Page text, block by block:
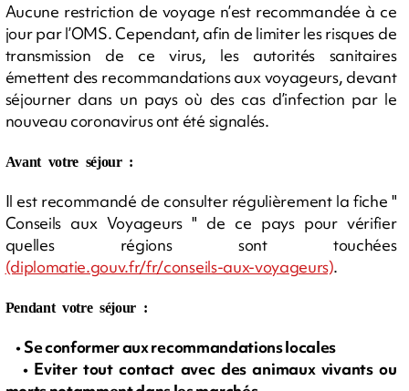
Aucune restriction de voyage n’est recommandée à ce
jour par l’OMS. Cependant, afin de limiter les risques de
transmission de ce virus, les autorités sanitaires
émettent des recommandations aux voyageurs, devant
séjourner dans un pays où des cas d’infection par le
nouveau coronavirus ont été signalés.
Avant votre séjour :
Il est recommandé de consulter régulièrement la fiche "
Conseils aux Voyageurs " de ce pays pour vérifier
quelles régions sont touchées
(diplomatie.gouv.fr/fr/conseils-aux-voyageurs).
Pendant votre séjour :
•Se conformer aux recommandations locales
• Eviter tout contact avec des animaux vivants ou